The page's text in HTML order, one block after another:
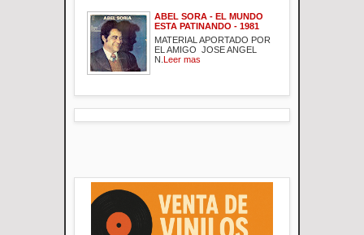
ABEL SORA - EL MUNDO
ESTA PATINANDO - 1981
MATERIAL APORTADO POR
EL AMIGO JOSE ANGEL
N. Leer mas